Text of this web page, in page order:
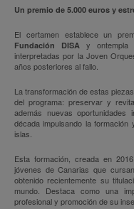
Un premio de 5.000 euros y
El certamen establece un
Fundación DISAy
interpretadas por la Joven
años posteriores al fallo.
La transformación de estas
del programa: preservar y
además nuevas oportunidades
década impulsando la
islas.
Esta formación, creada en
jóvenes de Canarias que
obtenido recientemente su
mundo. Destaca como una
profesional y promoción de su